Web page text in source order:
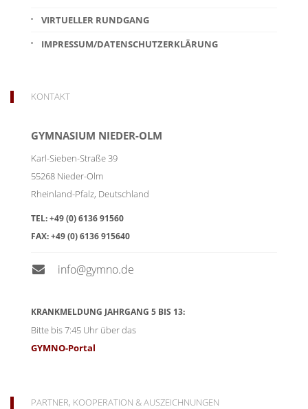
VIRTUELLER RUNDGANG
IMPRESSUM/DATENSCHUTZERKLÄRUNG
KONTAKT
GYMNASIUM NIEDER-OLM
Karl-Sieben-Straße 39
55268 Nieder-Olm
Rheinland-Pfalz, Deutschland
TEL:+49 (0) 6136 91560
FAX:+49 (0) 6136 915640
info@gymno.de
KRANKMELDUNG JAHRGANG 5 BIS 13:
Bitte bis 7:45 Uhr über das
GYMNO-Portal
PARTNER, KOOPERATION & AUSZEICHNUNGEN